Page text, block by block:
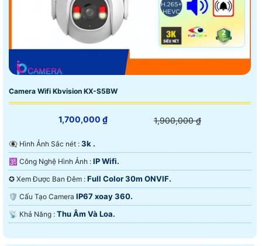
Camera Wifi Kbvision KX-S5BW
1,700,000 ₫ 1,900,000 ₫
👁️‍🗨 Hình Ảnh Sắc nét : 3k .
🕉️ Công Nghệ Hình Ảnh : IP Wifi.
✪ Xem Được Ban Đêm : Full Color 30m ONVIF.
🛡 Cấu Tạo Camera IP67 xoay 360.
️📡 Khả Năng : Thu Âm Và Loa.